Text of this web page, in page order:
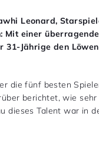
Leonard,
einer
Jährige den
die fünf besten
berichtet, wie
dieses Talent war in